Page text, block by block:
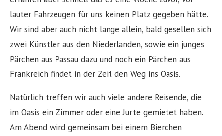
lauter Fahrzeugen für uns keinen Platz gegeben hätte.
Wir sind aber auch nicht lange allein, bald gesellen sich
zwei Künstler aus den Niederlanden, sowie ein junges
Pärchen aus Passau dazu und noch ein Pärchen aus
Frankreich findet in der Zeit den Weg ins Oasis.
Natürlich treffen wir auch viele andere Reisende, die
im Oasis ein Zimmer oder eine Jurte gemietet haben.
Am Abend wird gemeinsam bei einem Bierchen